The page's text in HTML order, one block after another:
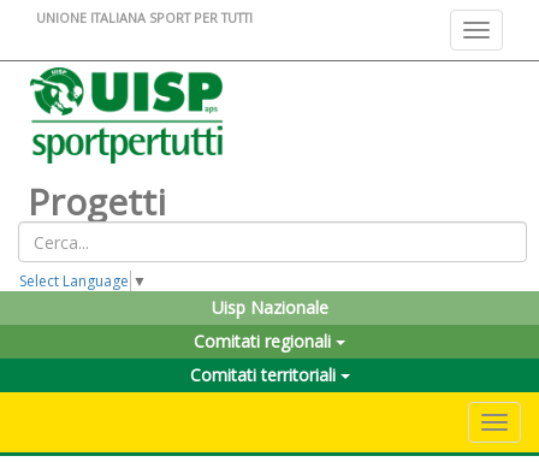
Toggle
UNIONE ITALIANA SPORT PER TUTTI
Progetti
Select Language ▼
Uisp Nazionale
Comitati regionali
Comitati territoriali